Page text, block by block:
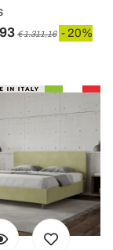
€ 1.311,16 - 20%